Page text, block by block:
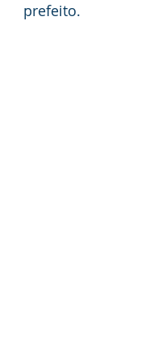
prefeito.